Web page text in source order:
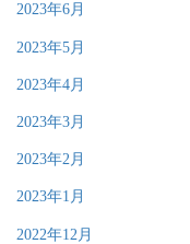
2023年6月
2023年5月
2023年4月
2023年3月
2023年2月
2023年1月
2022年12月